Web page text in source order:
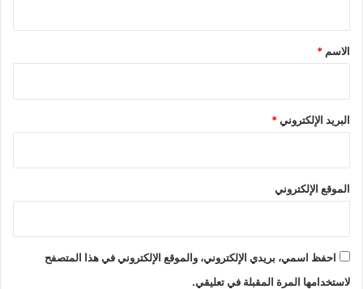
*
الاسم *
البريد الإلكتروني*
الموقع الإلكتروني
احفظ اسمي، بريدي الإلكتروني، والموقع الإلكتروني في هذا المتصفح
لاستخدامها المرة المقبلة في تعليقي.